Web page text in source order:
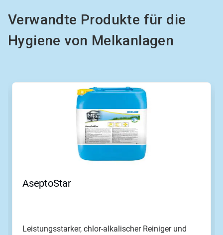
Verwandte Produkte für die
Hygiene von Melkanlagen
AseptoStar
Leistungsstarker, chlor-alkalischer Reiniger und